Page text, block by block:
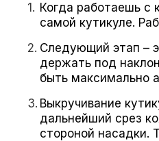
Когда работаешь с
самой кутикуле.
Следующий этап –
держать под
быть максимально
Выкручивание
дальнейший срез
стороной насадки.